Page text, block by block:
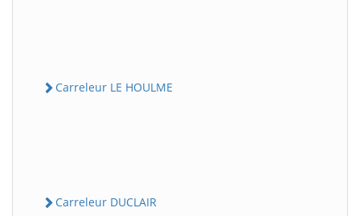
Carreleur LE HOULME
Carreleur DUCLAIR